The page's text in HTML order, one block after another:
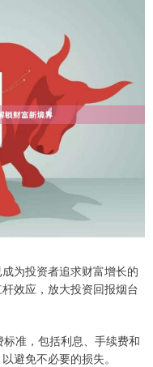
为投资者追求财富增长的
效应，放大投资回报烟台
准，包括利息、手续费和
避免不必要的损失。